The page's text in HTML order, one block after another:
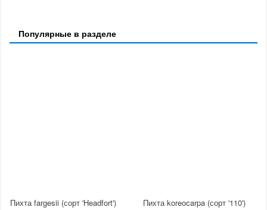
Популярные в разделе
Пихта fargesii (сорт 'Headfort')
Пихта koreocarpa (сорт '110')